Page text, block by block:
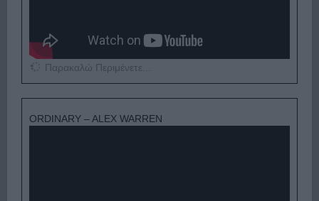
Παρακαλώ Περιμένετε...
ORDINARY – ALEX WARREN